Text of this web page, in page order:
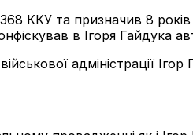
ККУ та призначив 8 років
в Ігоря Гайдука
адміністрації